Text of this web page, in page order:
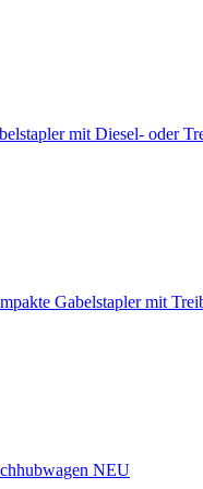
mit Diesel- oder
Gabelstapler mit
NEU